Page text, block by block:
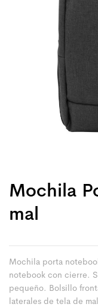
Mochila
Mal
Mochila porta
notebook con cierre.
pequeño. Bolsillo
laterales de tela de